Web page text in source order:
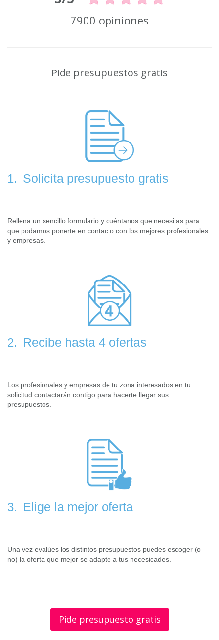
7900 opiniones
Pide presupuestos gratis
1. Solicita presupuesto gratis
Rellena un sencillo formulario y cuéntanos que necesitas para
que podamos ponerte en contacto con los mejores profesionales
y empresas.
2. Recibe hasta 4 ofertas
Los profesionales y empresas de tu zona interesados en tu
solicitud contactarán contigo para hacerte llegar sus
presupuestos.
3. Elige la mejor oferta
Una vez evalúes los distintos presupuestos puedes escoger (o
no) la oferta que mejor se adapte a tus necesidades.
Pide presupuesto gratis